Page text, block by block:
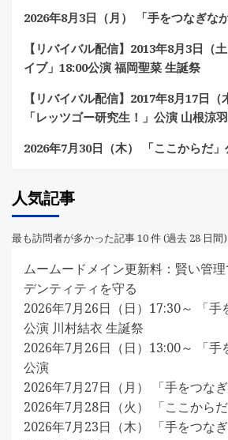
2026年8月3日（月） 「手をつなぎな
【リバイバル配信】2013年8月3日（
イブ」18:00公演 福岡聖菜 生誕祭
【リバイバル配信】2017年8月17日
「レッツゴー研究生！」公演 山根涼
2026年7月30日（木） 「ここからだ
人気記事
最も訪問者が多かった記事 10 件 (過去 28 日間)
ムームードメイン更新料：賢い管
デンティティを守る
2026年7月26日（日）17:30～ 「手
公演 川村結衣 生誕祭
2026年7月26日（日）13:00～ 「手
公演
2026年7月27日（月） 「手をつな
2026年7月28日（火） 「ここから
2026年7月23日（木） 「手をつな